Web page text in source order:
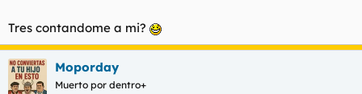
Tres contandome a mi?
Moporday
Muerto por dentro+